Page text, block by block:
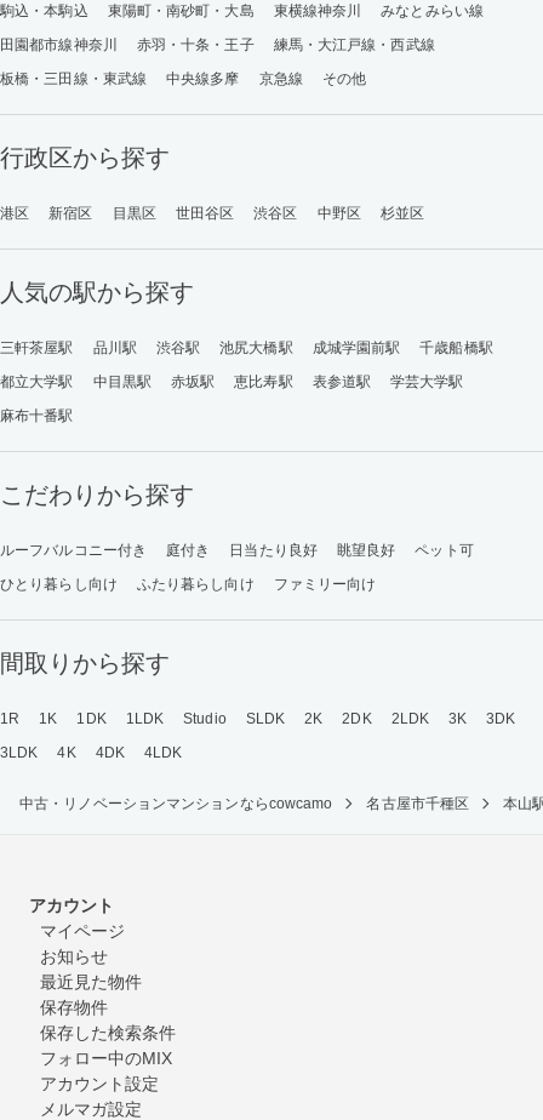
駒込・本駒込
東陽町・南砂町・大島 東横線神奈川
みなとみらい線
田園都市線神奈川
赤羽・十条・王子
練馬・大江戸線・西武線
板橋・三田線・東武線
中央線多摩 京急線 その他
行政区から探す
港区 新宿区 目黒区 世田谷区 渋谷区 中野区 杉並区
人気の駅から探す
三軒茶屋駅 品川駅 渋谷駅 池尻大橋駅 成城学園前駅
千歳船橋駅
都立大学駅
中目黒駅 赤坂駅 恵比寿駅 表参道駅
学芸大学駅
麻布十番駅
こだわりから探す
ルーフバルコニー付き 庭付き 日当たり良好 眺望良好
ペット可
ひとり暮らし向け
ふたり暮らし向け ファミリー向け
間取りから探す
1R 1K 1DK 1LDK Studio SLDK 2K 2DK 2LDK 3K
3DK
3LDK
4K 4DK 4LDK
中古・リノベーションマンションならcowcamo 名古屋市千種区 本山
アカウント
マイページ
お知らせ
最近見た物件
保存物件
保存した検索条件
フォロー中のMIX
アカウント設定
メルマガ設定